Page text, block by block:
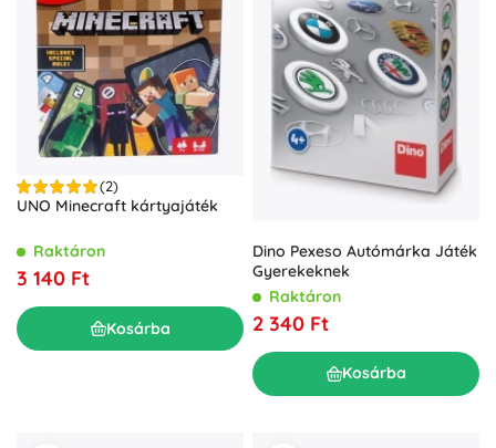
(2)
UNO Minecraft kártyajáték
Raktáron
3 140 Ft
Kosárba
Dino Pexeso Autómárka Játék
Gyerekeknek
Raktáron
2 340 Ft
Kosárba